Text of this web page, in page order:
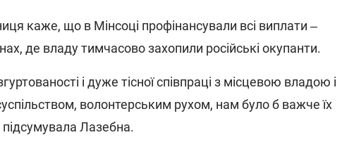
каже, що в Мінсоці профінансували всі виплати ‒
де владу тимчасово захопили російські окупанти.
і дуже тісної співпраці з місцевою владою і
волонтерським рухом, нам було б важче їх
підсумувала Лазебна.